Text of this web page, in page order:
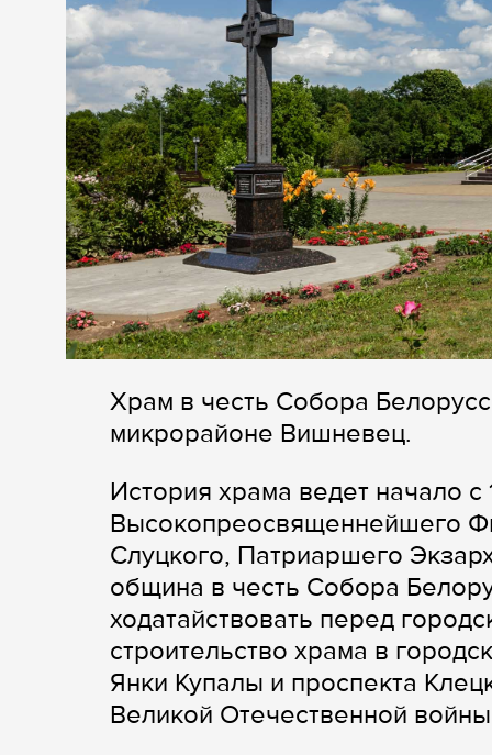
Храм в честь Собора
микрорайоне Вишневец.
История храма ведет начало
Высокопреосвященнейшего
Слуцкого, Патриаршего
община в честь Собора
ходатайствовать перед
строительство храма в
Янки Купалы и проспекта
Великой Отечественной